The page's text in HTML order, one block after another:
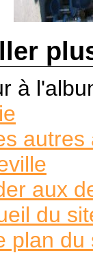
à
aux
du
plan du